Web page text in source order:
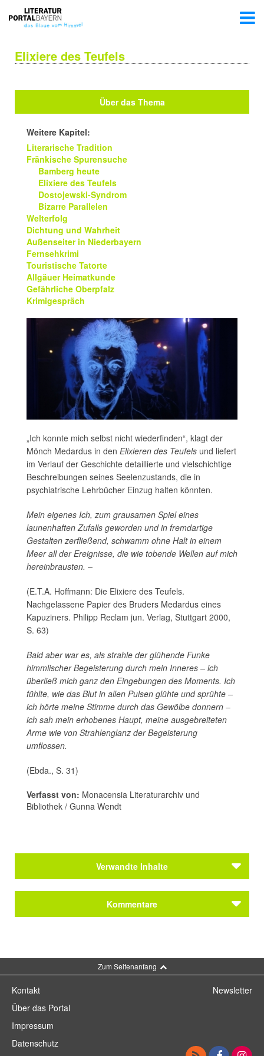
Elixiere des Teufels
Über das Thema
Weitere Kapitel:
Literarische Tradition
Fränkische Spurensuche
Bamberg heute
Elixiere des Teufels
Dostojewski-Syndrom
Bizarre Parallelen
Welterfolg
Dichtung und Wahrheit
Außenseiter in Niederbayern
Fernsehkrimi
Touristische Tatorte
Allgäuer Heimatkunde
Gefährliche Oberpfalz
Krimigespräch
„Ich konnte mich selbst nicht wiederfinden“, klagt der
Mönch Medardus in den Elixieren des Teufels und liefert
im Verlauf der Geschichte detaillierte und vielschichtige
Beschreibungen seines Seelenzustands, die in
psychiatrische Lehrbücher Einzug halten könnten.
Mein eigenes Ich, zum grausamen Spiel eines
launenhaften Zufalls geworden und in fremdartige
Gestalten zerfließend, schwamm ohne Halt in einem
Meer all der Ereignisse, die wie tobende Wellen auf mich
hereinbrausten. –
(E.T.A. Hoffmann: Die Elixiere des Teufels.
Nachgelassene Papier des Bruders Medardus eines
Kapuziners. Philipp Reclam jun. Verlag, Stuttgart 2000,
S. 63)
Bald aber war es, als strahle der glühende Funke
himmlischer Begeisterung durch mein Inneres – ich
überließ mich ganz den Eingebungen des Moments. Ich
fühlte, wie das Blut in allen Pulsen glühte und sprühte –
ich hörte meine Stimme durch das Gewölbe donnern –
ich sah mein erhobenes Haupt, meine ausgebreiteten
Arme wie von Strahlenglanz der Begeisterung
umflossen.
(Ebda., S. 31)
Verfasst von: Monacensia Literaturarchiv und
Bibliothek / Gunna Wendt
Verwandte Inhalte
Hoffmann, E. T. A.Kommentare
Zum Seitenanfang
Kontakt
Über das Portal
Impressum
Datenschutz
Newsletter